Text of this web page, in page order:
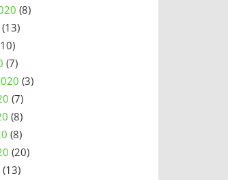
(8)
(13)
(7)
(3)
(7)
(8)
(8)
(20)
(13)